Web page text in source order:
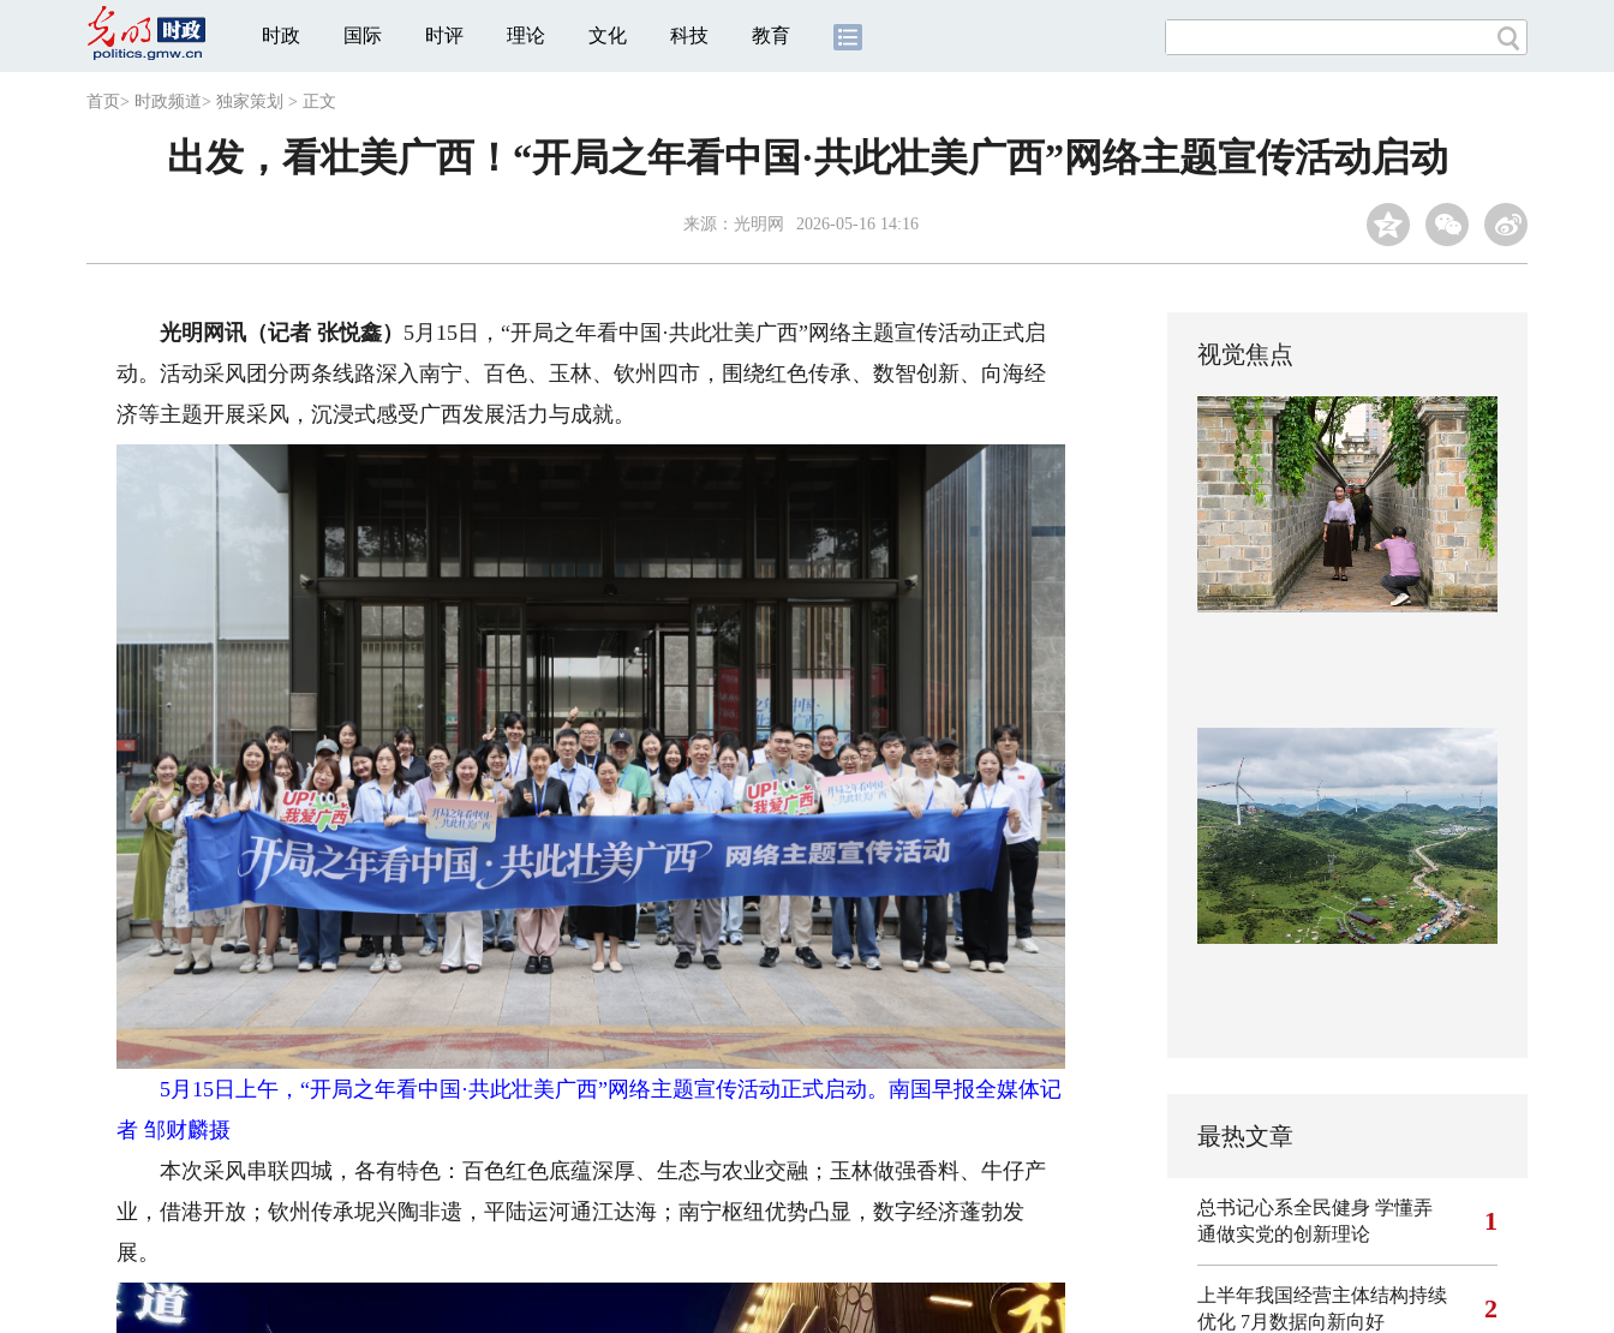
时政 国际 时评 理论 文化 科技 教育
首页 > 时政频道> 独家策划 > 正文
出发，看壮美广西！“开局之年看中国·共此壮美广西”网络主题宣传活动启动
来源： 光明网 2026-05-16 14:16
光明网讯（记者 张悦鑫） 5月15日，“开局之年看中国·共此壮美广西”网络主题宣传活动正式启
动。活动采风团分两条线路深入南宁、百色、玉林、钦州四市，围绕红色传承、数智创新、向海经
济等主题开展采风，沉浸式感受广西发展活力与成就。
5月15日上午，“开局之年看中国·共此壮美广西”网络主题宣传活动正式启动。南国早报全媒体记
者 邹财麟摄
本次采风串联四城，各有特色：百色红色底蕴深厚、生态与农业交融；玉林做强香料、牛仔产
业，借港开放；钦州传承坭兴陶非遗，平陆运河通江达海；南宁枢纽优势凸显，数字经济蓬勃发
展。
视觉焦点
最热文章
总书记心系全民健身 学懂弄
通做实党的创新理论
1
上半年我国经营主体结构持续
优化 7月数据向新向好 2